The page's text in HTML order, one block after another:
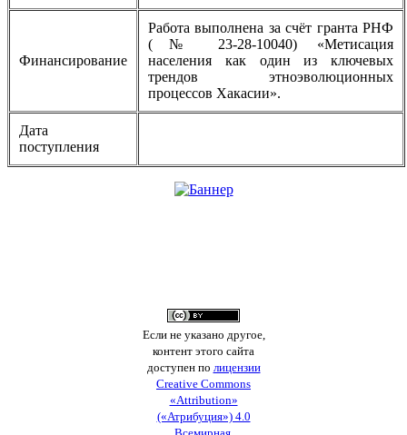
Финансирование
Работа выполнена за счёт гранта РНФ
(№ 23-28-10040) «Метисация
населения как один из ключевых
трендов этноэволюционных
процессов Хакасии».
Дата
поступления
Если не указано другое,
контент этого сайта
доступен по лицензии
Creative Commons
«Attribution»
(«Атрибуция») 4.0